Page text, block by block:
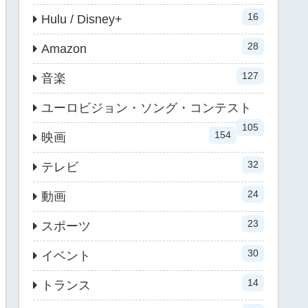
Hulu / Disney+ 16
Amazon 28
音楽 127
ユーロビジョン・ソング・コンテスト
105
映画 154
テレビ 32
動画 24
スポーツ 23
イベント 30
トランス 14